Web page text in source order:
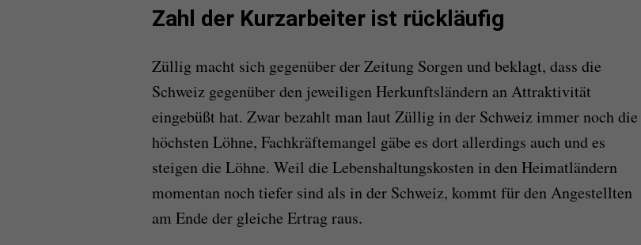
Zahl der Kurzarbeiter ist rückläufig
Züllig macht sich gegenüber der Zeitung Sorgen und beklagt, dass die
Schweiz gegenüber den jeweiligen Herkunftsländern an Attraktivität
eingebüßt hat. Zwar bezahlt man laut Züllig in der Schweiz immer noch die
höchsten Löhne, Fachkräftemangel gäbe es dort allerdings auch und es
steigen die Löhne. Weil die Lebenshaltungskosten in den Heimatländern
momentan noch tiefer sind als in der Schweiz, kommt für den Angestellten
am Ende der gleiche Ertrag raus.